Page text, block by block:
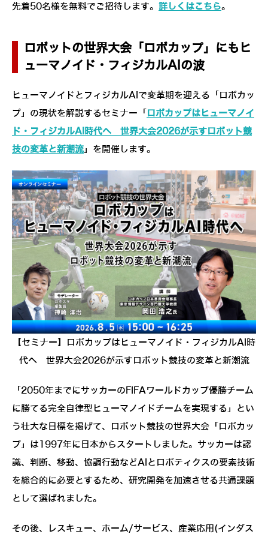
先着50名様を無料でご招待します。 詳しくはこちら。
ロボットの世界大会「ロボカップ」にもヒ
ューマノイド・フィジカルAIの波
ヒューマノイドとフィジカルAIで変革期を迎える「ロボカッ
プ」の現状を解説するセミナー「 ロボカップはヒューマノイ
ド・フィジカルAI時代へ 世界大会2026が示すロボット競
技の変革と新潮流」を開催します。
【セミナー】ロボカップはヒューマノイド・フィジカルAI時
代へ 世界大会2026が示すロボット競技の変革と新潮流
「2050年までにサッカーのFIFAワールドカップ優勝チーム
に勝てる完全自律型ヒューマノイドチームを実現する」とい
う壮大な目標を掲げて、ロボット競技の世界大会「ロボカッ
プ」は1997年に日本からスタートしました。サッカーは認
識、判断、移動、協調行動などAIとロボティクスの要素技術
を総合的に必要とするため、研究開発を加速させる共通課題
として選ばれました。
その後、レスキュー、ホーム/サービス、産業応用(インダス